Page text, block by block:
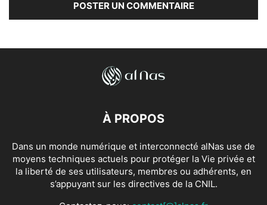
À PROPOS
Dans un monde numérique et interconnecté alNas use de
moyens techniques actuels pour protéger la Vie privée et
la liberté de ses utilisateurs, membres ou adhérents, en
s’appuyant sur les directives de la CNIL.